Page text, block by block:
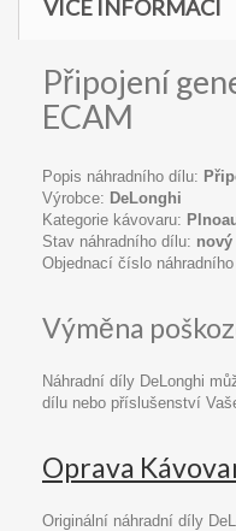
VÍCE INFORMACÍ
Připojení
ECAM
Popis náhradního dílu:
Výrobce: DeLonghi
Kategorie kávovaru:
Stav náhradního dílu: nový
Objednací číslo
Výměna
Náhradní díly DeLonghi
dílu nebo příslušenství
Oprava
Originální náhradní díly